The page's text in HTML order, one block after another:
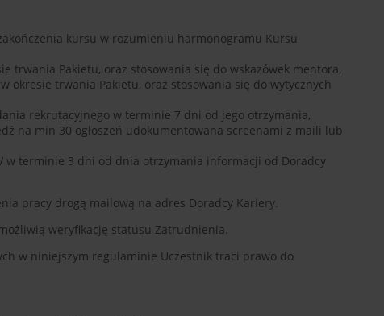
kursu w rozumieniu harmonogramu Kursu
trwania Pakietu, oraz stosowania się do wskazówek mentora,
okresie trwania Pakietu, oraz stosowania się do wytycznych
rekrutacyjnego w terminie 7 dni od jego otrzymania,
na min 30 ogłoszeń udokumentowana screenami z maili lub
w terminie 3 dni od dnia otrzymania informacji od Doradcy
pracy drogą mailową na adres Doradcy Kariery.
weryfikację statusu Zatrudnienia.
w niniejszym regulaminie Uczestnik traci prawo do